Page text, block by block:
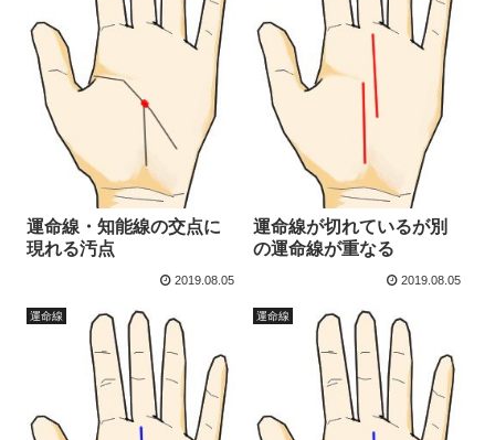
運命線・知能線の交点に
現れる汚点
2019.08.05
運命線が切れているが別
の運命線が重なる
2019.08.05
運命線 運命線